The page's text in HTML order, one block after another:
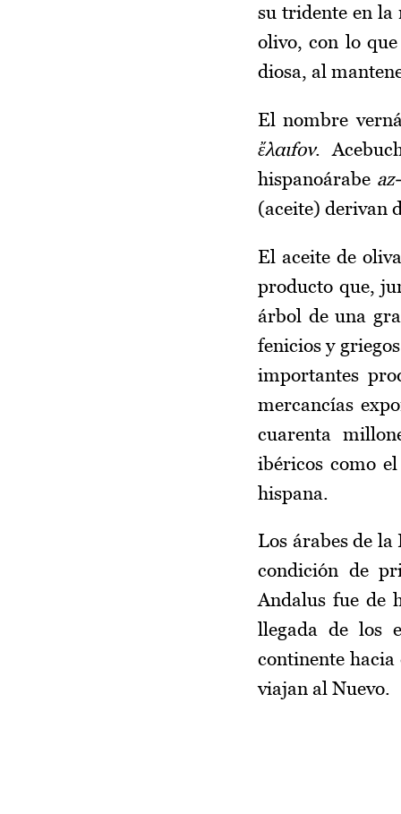
su tridente en la
olivo, con lo
diosa, al
El nombre
ἔλαιfον.
hispanoárabe
(aceite) derivan
El aceite de
producto que,
árbol de una
fenicios y
importantes
mercancías
cuarenta
ibéricos como
hispana.
Los árabes de
condición de
Andalus fue de
llegada de los
continente
viajan al Nuevo.